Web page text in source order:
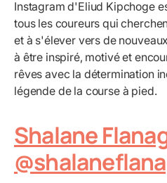
Instagram d'Eliud Kipchoge
tous les coureurs qui
et à s'élever vers de
à être inspiré, motivé et
rêves avec la détermination
légende de la course à pied.
Shalane